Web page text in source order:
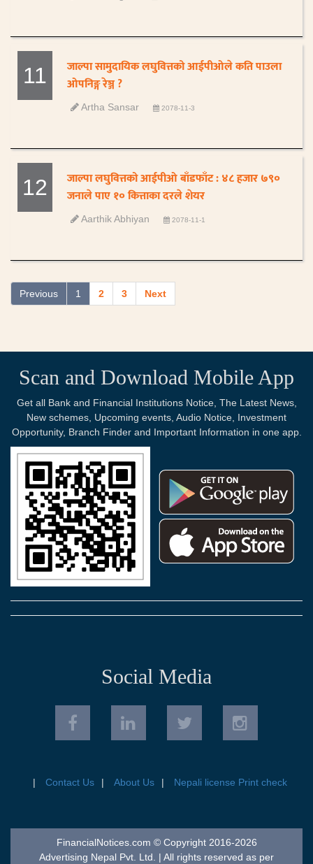
11
जाल्पा सामुदायिक लघुवित्तको आईपीओले कति पाउला
ओपनिङ्ग रेञ्ज ?
Artha Sansar 2078-11-3
12
जाल्पा लघुवित्तको आईपीओ बाँडफाँट : ४८ हजार ७९०
जनाले पाए १० कित्ताका दरले शेयर
Aarthik Abhiyan 2078-11-1
Previous 1 2 3 Next
Scan and Download Mobile App
Get all Bank and Financial Institutions Notice, The Latest News,
New schemes, Upcoming events, Audio Notice, Investment
Opportunity, Branch Finder and Important Information in one app.
Social Media
Contact Us About Us Nepali license Print check
FinancialNotices.com © Copyright 2016-2026
Advertising Nepal Pvt. Ltd. | All rights reserved as per